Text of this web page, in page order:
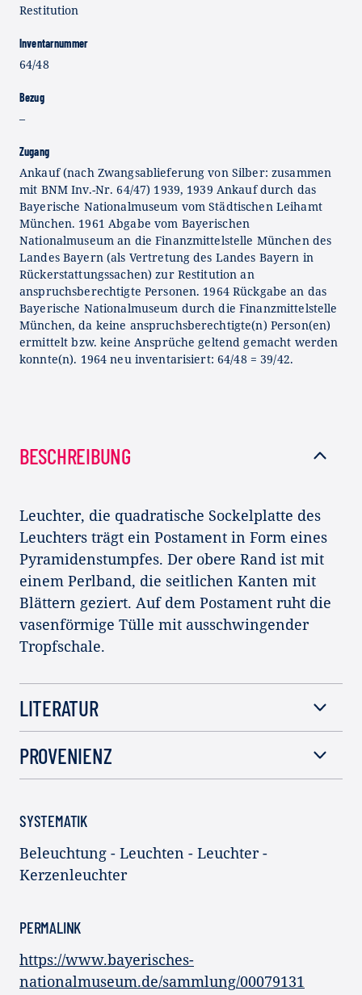
Restitution
Inventarnummer
64/48
Bezug
–
Zugang
Ankauf (nach Zwangsablieferung von Silber: zusammen
mit BNM Inv.-Nr. 64/47) 1939, 1939 Ankauf durch das
Bayerische Nationalmuseum vom Städtischen Leihamt
München. 1961 Abgabe vom Bayerischen
Nationalmuseum an die Finanzmittelstelle München des
Landes Bayern (als Vertretung des Landes Bayern in
Rückerstattungssachen) zur Restitution an
anspruchsberechtigte Personen. 1964 Rückgabe an das
Bayerische Nationalmuseum durch die Finanzmittelstelle
München, da keine anspruchsberechtigte(n) Person(en)
ermittelt bzw. keine Ansprüche geltend gemacht werden
konnte(n). 1964 neu inventarisiert: 64/48 = 39/42.
BESCHREIBUNG
Leuchter, die quadratische Sockelplatte des
Leuchters trägt ein Postament in Form eines
Pyramidenstumpfes. Der obere Rand ist mit
einem Perlband, die seitlichen Kanten mit
Blättern geziert. Auf dem Postament ruht die
vasenförmige Tülle mit ausschwingender
Tropfschale.
LITERATUR
PROVENIENZ
SYSTEMATIK
Beleuchtung - Leuchten - Leuchter -
Kerzenleuchter
PERMALINK
https://www.bayerisches-
nationalmuseum.de/sammlung/00079131